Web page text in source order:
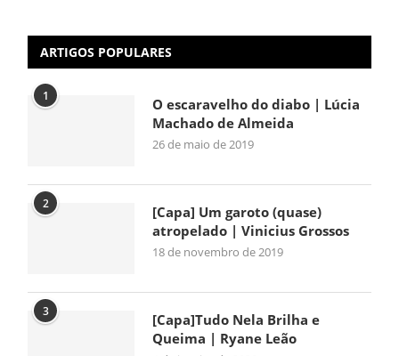
ARTIGOS POPULARES
1
O escaravelho do diabo | Lúcia
Machado de Almeida
26 de maio de 2019
2
[Capa] Um garoto (quase)
atropelado | Vinicius Grossos
18 de novembro de 2019
3
[Capa]Tudo Nela Brilha e
Queima | Ryane Leão